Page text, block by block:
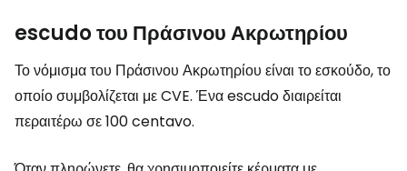
escudo του Πράσινου Ακρωτηρίου
Το νόμισμα του Πράσινου Ακρωτηρίου είναι το εσκούδο, το
οποίο συμβολίζεται με CVE. Ένα escudo διαιρείται
περαιτέρω σε 100 centavo.